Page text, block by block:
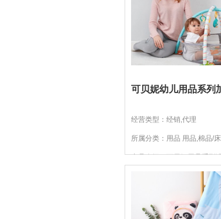
可贝妮幼儿用品系列
经营类型：经销,代理
所属分类：用品 用品,棉品/
产品介绍：可贝妮用品系列
洲，越来越多注重品质的...